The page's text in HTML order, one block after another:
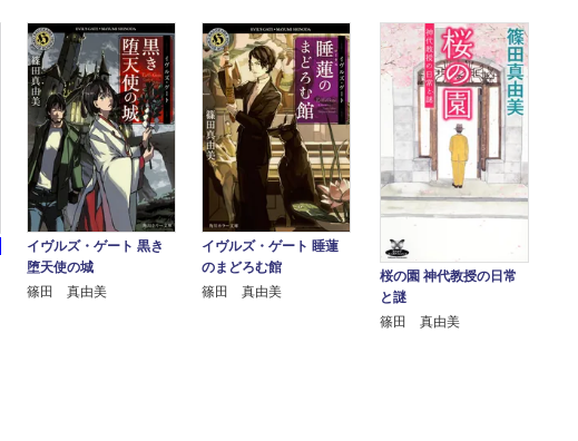
イヴルズ・ゲート 黒き
堕天使の城
篠田 真由美
イヴルズ・ゲート 睡蓮
のまどろむ館
篠田 真由美
桜の園 神代教授の日常
と謎
篠田 真由美